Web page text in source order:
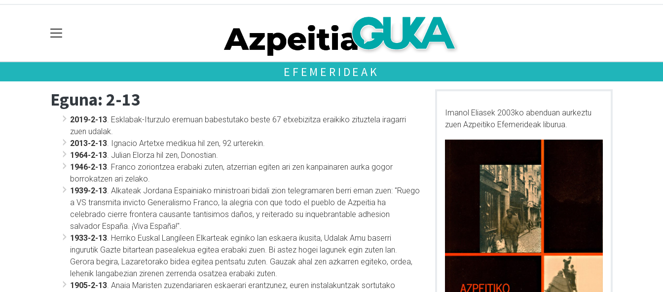
EFEMERIDEAK
Eguna: 2-13
2019-2-13. Esklabak-Iturzulo eremuan babestutako beste 67 etxebizitza eraikiko zituztela iragarri
zuen udalak.
2013-2-13. Ignacio Artetxe medikua hil zen, 92 urterekin.
1964-2-13. Julian Elorza hil zen, Donostian.
1946-2-13. Franco zoriontzea erabaki zuten, atzerrian egiten ari zen kanpainaren aurka gogor
borrokatzen ari zelako.
1939-2-13. Alkateak Jordana Espainiako ministroari bidali zion telegramaren berri eman zuen: "Ruego
a VS transmita invicto Generalismo Franco, la alegria con que todo el pueblo de Azpeitia ha
celebrado cierre frontera causante tantisimos daños, y reiterado su inquebrantable adhesion
salvador España. ¡Viva España!''.
1933-2-13. Herriko Euskal Langileen Elkarteak eginiko lan eskaera ikusita, Udalak Amu baserri
ingurutik Gazte bitartean pasealekua egitea erabaki zuen. Bi astez hogei lagunek egin zuten lan.
Gerora begira, Lazaretorako bidea egitea pentsatu zuten. Gauzak ahal zen azkarren egiteko, ordea,
lehenik langabezian zirenen zerrenda osatzea erabaki zuten.
1905-2-13. Anaia Maristen zuzendariaren eskaerari erantzunez, euren instalakuntzak sortutako
Imanol Eliasek 2003ko abenduan aurkeztu
zuen Azpeitiko Efemerideak liburua.